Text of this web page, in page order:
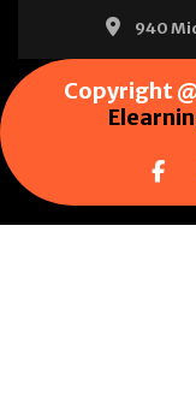
940
Copyright